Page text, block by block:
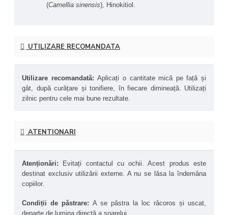
Acid hialuronic -
(Helianthus Annuus)
Unt de shea (Butyrospermum Parkii)
-
Oferă hidratare profundă și ajută la
menținerea elasticității pielii.
Ulei de avocado
Vitamina E (Tocoferol) - Un antioxidant
puternic care protejează pielea de radicalii
Contribuie la luminozitatea pielii și la
uniformizarea tonului acesteia.
(Camellia sinensis), Hinokitiol.
UTILIZARE RECOMANDATA
Utilizare recomandată: Aplicați o cantitate mică pe față și
gât, după curățare și tonifiere, în fiecare dimineață. Utilizați
zilnic pentru cele mai bune rezultate.
ATENTIONARI
Atenționări: Evitați contactul cu ochii. Acest produs este
destinat exclusiv utilizării externe. A nu se lăsa la îndemâna
copiilor.
Condiții de păstrare: A se păstra la loc răcoros și uscat,
departe de lumina directă a soarelui.